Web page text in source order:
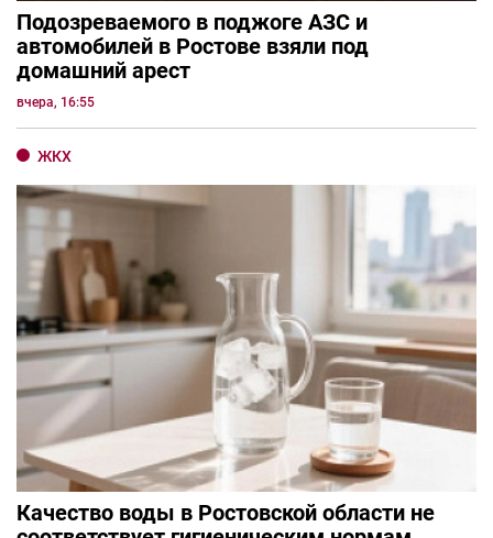
Подозреваемого в поджоге АЗС и
автомобилей в Ростове взяли под
домашний арест
вчера, 16:55
ЖКХ
Качество воды в Ростовской области не